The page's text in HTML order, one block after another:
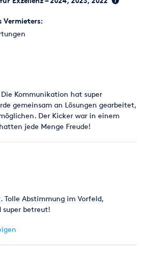
Vermieters:
Kommunikation hat super
gemeinsam an Lösungen gearbeitet,
Der Kicker war in einem
jede Menge Freude!
Tolle Abstimmung im Vorfeld,
betreut!